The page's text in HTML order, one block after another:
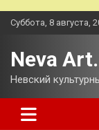
Перейти
Суббота, 8 августа,
Neva Art.
Невский